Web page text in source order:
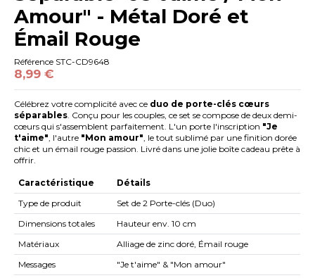
Amour" - Métal Doré et
Émail Rouge
Référence STC-CD9648
8,99 €
Célébrez votre complicité avec ce duo de porte-clés cœurs
séparables. Conçu pour les couples, ce set se compose de deux demi-
cœurs qui s'assemblent parfaitement. L'un porte l'inscription "Je
t'aime", l'autre "Mon amour", le tout sublimé par une finition dorée
chic et un émail rouge passion. Livré dans une jolie boîte cadeau prête à
offrir.
Caractéristique
Détails
Type de produit
Set de 2 Porte-clés (Duo)
Dimensions totales
Hauteur env. 10 cm
Matériaux
Alliage de zinc doré, Émail rouge
Messages
"Je t'aime" & "Mon amour"